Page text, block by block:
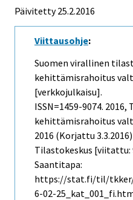
Päivitetty 25.2.2016
Viittausohje:
Suomen virallinen
kehittämisrahoitus
[verkkojulkaisu].
ISSN=1459-9074. 2016,
kehittämisrahoitus
2016 (Korjattu
Tilastokeskus [viitattu:
Saantitapa:
https://stat.fi/til/tkker/
6-02-